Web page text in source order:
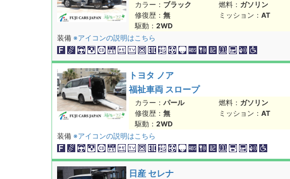
カラー： ブラック 燃料： ガソリン
修復歴： 無 ミッション： AT
駆動： 2WD
装備 ※アイコンの説明はこちら
トヨタ ノア
福祉車両 スロープ
カラー： パール 燃料： ガソリン
修復歴： 無 ミッション： AT
駆動： 2WD
装備 ※アイコンの説明はこちら
日産 セレナ